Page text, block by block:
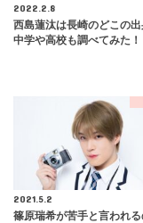
2022.2.8
西島蓮汰は長崎のどこの出
中学や高校も調べてみた！
2021.5.2
篠原瑞希が苦手と言われ